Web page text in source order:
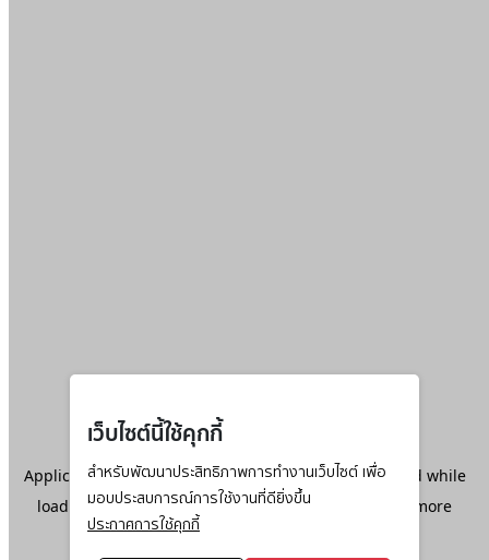
เว็บไซต์นี้ใช้คุกกี้
สำหรับพัฒนาประสิทธิภาพการทำงานเว็บไซต์ เพื่อ
มอบประสบการณ์การใช้งานที่ดียิ่งขึ้น
ประกาศการใช้คุกกี้
Application error: aclient-side exception has occurred while
loadingwww.ktc.co.th(see the browser console
for more
information).